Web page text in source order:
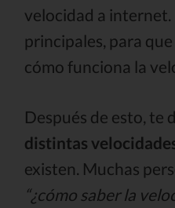
velocidad a internet.
principales, para
cómo funciona la
Después de esto, te
distintas
existen. Muchas
“¿cómo saber la